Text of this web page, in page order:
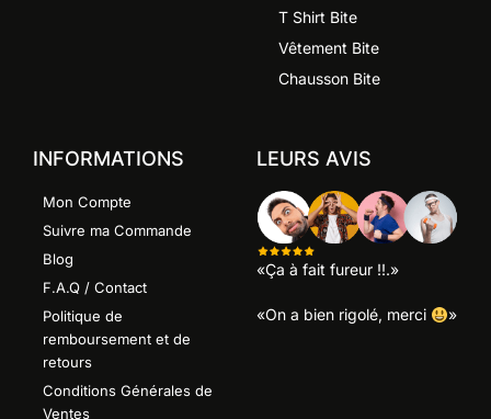
T Shirt Bite
Vêtement Bite
Chausson Bite
INFORMATIONS
Mon Compte
Suivre ma Commande
Blog
F.A.Q / Contact
Politique de
remboursement et de
retours
Conditions Générales de
Ventes
LEURS AVIS
«Ça à fait fureur !!.»
«On a bien rigolé, merci »